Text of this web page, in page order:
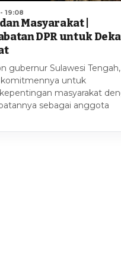
19:08
Masyarakat |
DPR untuk
gubernur Sulawesi Tengah,
untuk
masyarakat
sebagai anggota